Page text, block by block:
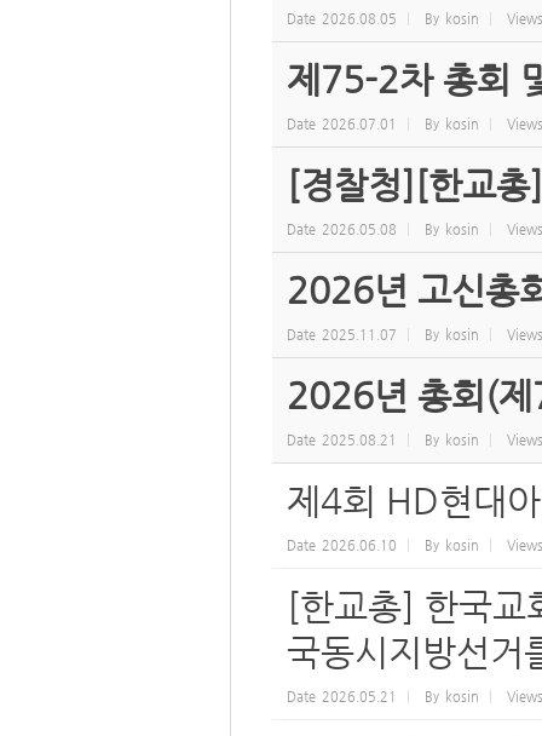
Date 2026.08.05 By kosin Views
제75-2차 총회
Date 2026.07.01 By kosin Views
[경찰청][한교총
Date 2026.05.08 By kosin Views
2026년 고신총
Date 2025.11.07 By kosin Views
2026년 총회(제
Date 2025.08.21 By kosin Views
제4회 HD현대
Date 2026.06.10 By kosin Views
[한교총] 한국교
국동시지방선거
Date 2026.05.21 By kosin Views